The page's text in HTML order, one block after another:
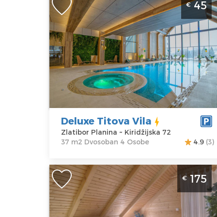
Zlatibor Palisad Deluxe Titova Vila je
potpuno nov smestaj i nalazi se u
kompleksu Titova vila u najlepsem
Zlatibora
Zlatibor
Lokacija:
Zlatibor
Adresa:
Kiridžijska 72
Cena45 €
Gosti:4
Kvadratura :37
m2
Struktura :
Dvosoban
€45
Deluxe Titova Vila
Zlatibor Planina ~ Kiridžijska 72
37 m2 Dvosoban 4 Osobe
4.9 (3)
Koliba Natural Wood 3 Zlatibor
Zlatibor
Lokacija:
Gosti:8
€175